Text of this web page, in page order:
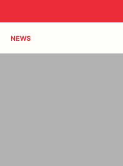
NEWS